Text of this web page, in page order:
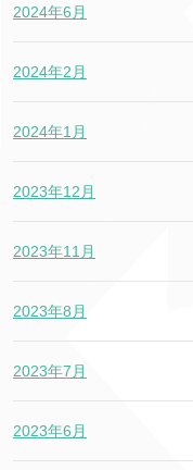
2024年6月
2024年2月
2024年1月
2023年12月
2023年11月
2023年8月
2023年7月
2023年6月